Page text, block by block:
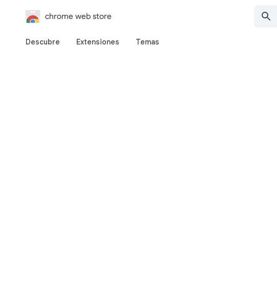
chrome web store
Descubre Extensiones Temas